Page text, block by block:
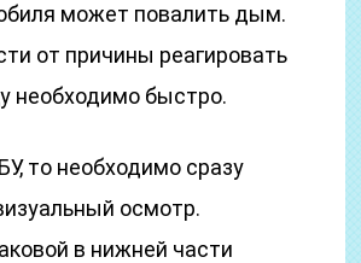
может повалить дым.
от причины реагировать
необходимо быстро.
то необходимо сразу
осмотр.
в нижней части